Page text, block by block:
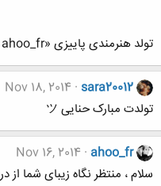
تولد هنرمندی پاییزی «ahoo_fr »
sara20012
Nov 18, 2014
تولدت مبارک حنایی ツ
ahoo_fr
Nov 16, 2014
سلام ، منتظر نگاه زیبای شما